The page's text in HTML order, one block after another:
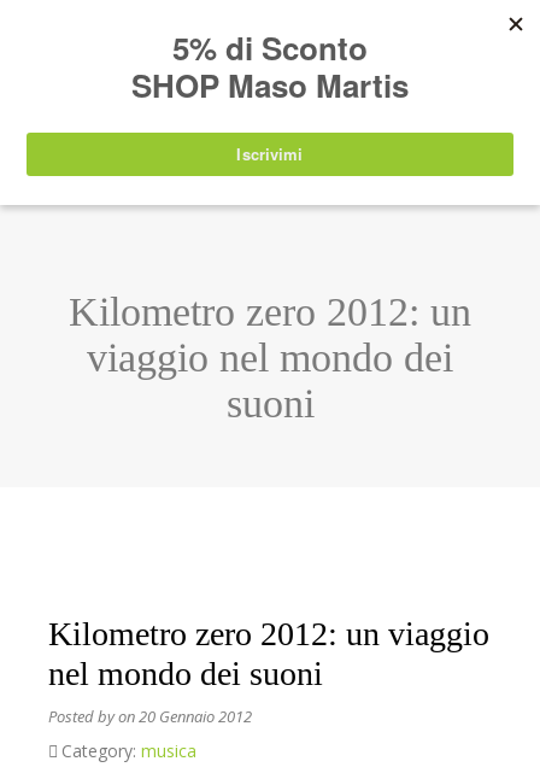
IT EN DE SHOP
Kilometro zero 2012: un
viaggio nel mondo dei
suoni
Kilometro zero 2012: un viaggio
nel mondo dei suoni
Posted byon 20 Gennaio 2012
Category: musica
nuovamente disponibili a partire da
agosto 2026.